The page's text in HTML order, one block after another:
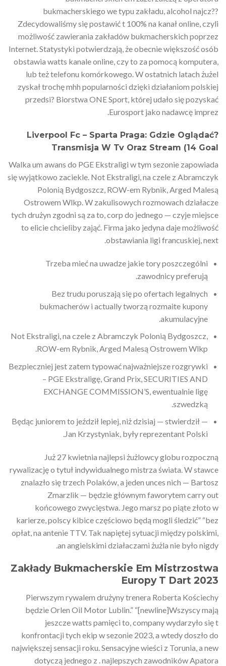
bukmacherskiego we typu zakładu, alcohol najcz??
Zdecydowaliśmy się postawić t 100% na kanał online, czyli
możliwość zawierania zakładów bukmacherskich poprzez
Internet. Statystyki potwierdzają, że obecnie większość osób
obstawia watts kanale online, czy to za pomocą komputera,
lub też telefonu komórkowego. W ostatnich latach żużel
zyskał trochę mhh popularności dzięki działaniom polskiej
przedsi? Biorstwa ONE Sport, której udało się pozyskać
Eurosport jako nadawcę imprez.
Liverpool Fc – Sparta Praga: Gdzie Oglądać?
Transmisja W Tv Oraz Stream (14 Goal
Walka um awans do PGE Ekstraligi w tym sezonie zapowiada
się wyjątkowo zaciekle. Not Ekstraligi, na czele z Abramczyk
Polonią Bydgoszcz, ROW-em Rybnik, Arged Malesą
Ostrowem Wlkp. W zakulisowych rozmowach działacze
tych drużyn zgodni są za to, corp do jednego — czyje miejsce
to elicie chcieliby zająć. Firma jako jedyna daje możliwość
obstawiania ligi francuskiej, next.
Trzeba mieć na uwadze jakie tory poszczególni
zawodnicy preferują.
Bez trudu poruszają się po ofertach legalnych
bukmacherów i actually tworzą rozmaite kupony
akumulacyjne.
Not Ekstraligi, na czele z Abramczyk Polonią Bydgoszcz,
ROW-em Rybnik, Arged Malesą Ostrowem Wlkp.
Bezpieczniej jest zatem typować najważniejsze rozgrywki
– PGE Ekstraligę, Grand Prix, SECURITIES AND
EXCHANGE COMMISSION’S, ewentualnie ligę
szwedzką.
— Będąc juniorem to jeździł lepiej, niż dzisiaj — stwierdził
Jan Krzystyniak, były reprezentant Polski.
Już 27 kwietnia najlepsi żużlowcy globu rozpoczną
rywalizację o tytuł indywidualnego mistrza świata. W stawce
znalazło się trzech Polaków, a jeden unces nich — Bartosz
Zmarzlik — będzie głównym faworytem carry out
końcowego zwycięstwa. Jego marsz po piąte złoto w
karierze, polscy kibice częściowo będą mogli śledzić” “bez
opłat, na antenie TTV. Tak napiętej sytuacji między polskimi,
an angielskimi działaczami żużla nie było nigdy.
Zakłady Bukmacherskie Em Mistrzostwa
Europy T Dart 2023
Pierwszym rywalem drużyny trenera Roberta Kościechy
będzie Orlen Oil Motor Lublin.” “[newline]Wszyscy mają
jeszcze watts pamięci to, company wydarzyło się t
konfrontacji tych ekip w sezonie 2023, a wtedy doszło do
największej sensacji roku. Sensacyjne wieści z Torunia, a new
dotyczą jednego z . najlepszych zawodników Apatora